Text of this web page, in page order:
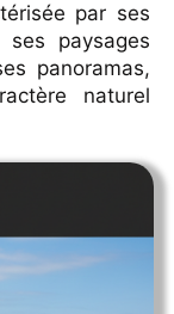
en-Cotentin
Hague
par ses
paysages
panoramas,
naturel